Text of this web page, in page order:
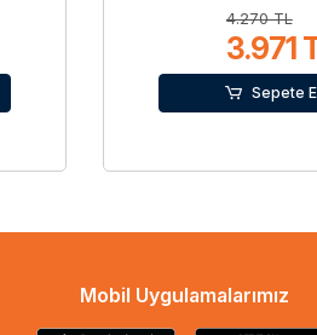
4.270 TL
3.971
Sepete
Mobil Uygulamalarımız